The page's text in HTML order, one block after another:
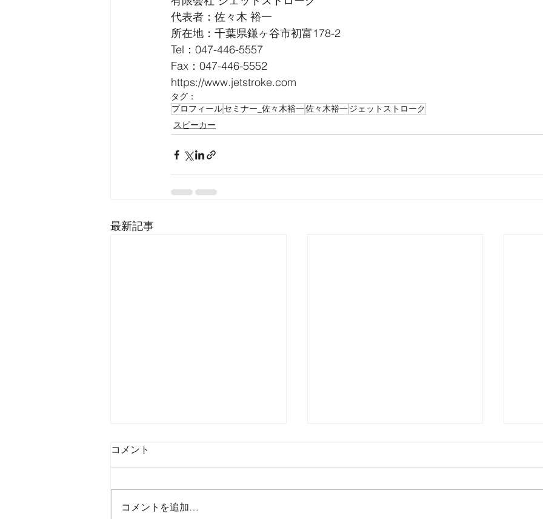
代表者：佐々木 裕一
所在地：千葉県鎌ヶ谷市初富178-2
Tel：047-446-5557
Fax：047-446-5552
https://www.jetstroke.com
タグ：
プロフィールセミナー_佐々木裕一佐々木裕一ジェットストローク
スピーカー
最新記事
コメント
コメントを追加…